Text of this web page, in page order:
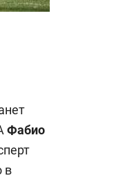
Фабио
в